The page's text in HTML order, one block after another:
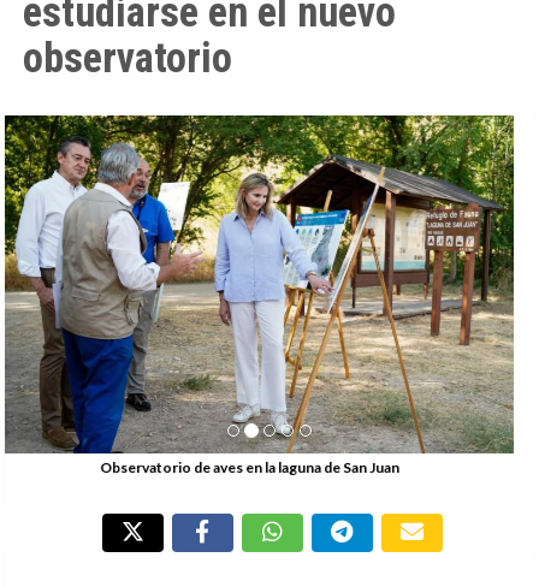
estudiarse en el nuevo
observatorio
Anterior